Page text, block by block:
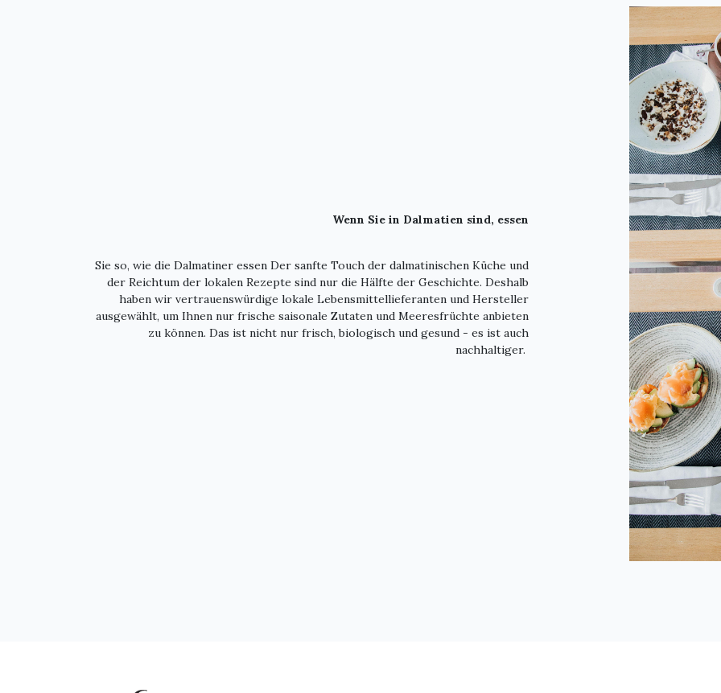
Wenn Sie in Dalmatien sind, essen
Sie so, wie die Dalmatiner essen Der sanfte Touch der dalmatinischen Küche und
der Reichtum der lokalen Rezepte sind nur die Hälfte der Geschichte. Deshalb
haben wir vertrauenswürdige lokale Lebensmittellieferanten und Hersteller
ausgewählt, um Ihnen nur frische saisonale Zutaten und Meeresfrüchte anbieten
zu können. Das ist nicht nur frisch, biologisch und gesund - es ist auch
nachhaltiger.